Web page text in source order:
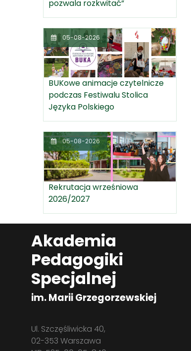
pozwala rozkwitać”
05-08-2026
BUKowe animacje czytelnicze
podczas Festiwalu Stolica
Języka Polskiego
05-08-2026
Rekrutacja wrześniowa
2026/2027
Akademia
Pedagogiki
Specjalnej
im. Marii Grzegorzewskiej
Ul. Szczęśliwicka 40,
02-353 Warszawa